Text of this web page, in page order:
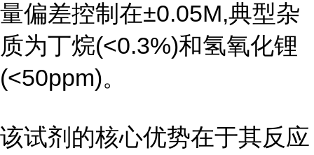
量偏差控制在±0.05M,典型杂
质为丁烷(<0.3%)和氢氧化锂
(<50ppm)。
该试剂的核心优势在于其反应